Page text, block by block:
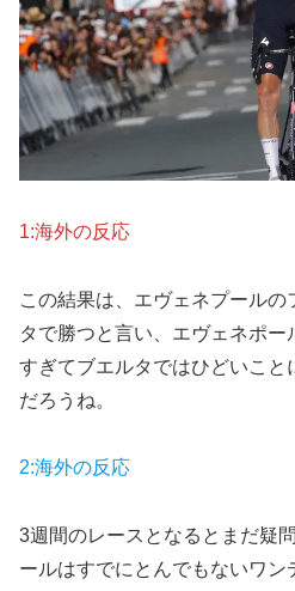
1:海外の反応
この結果は、エヴェネプール
タで勝つと言い、エヴェネポ
すぎてブエルタではひどいこと
だろうね。
2:海外の反応
3週間のレースとなるとまだ疑
ールはすでにとんでもないワ